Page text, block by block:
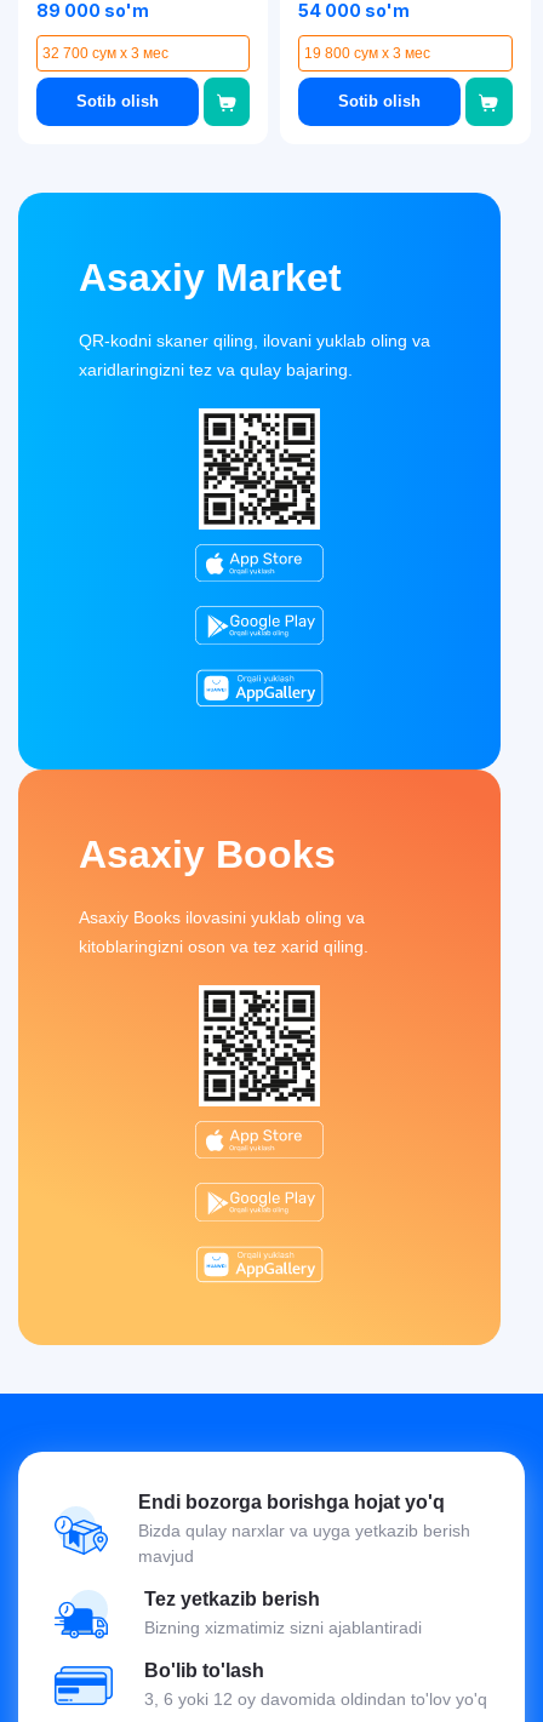
89 000 so'm
32 700 сум x 3 мес
Sotib olish
54 000 so'm
19 800 сум x 3 мес
Sotib olish
Asaxiy Market
QR-kodni skaner qiling, ilovani yuklab oling va
xaridlaringizni tez va qulay bajaring.
Asaxiy Books
Asaxiy Books ilovasini yuklab oling va
kitoblaringizni oson va tez xarid qiling.
Endi bozorga borishga hojat yo'q
Bizda qulay narxlar va uyga yetkazib berish
mavjud
Tez yetkazib berish
Bizning xizmatimiz sizni ajablantiradi
Bo'lib to'lash
3, 6 yoki 12 oy davomida oldindan to'lov yo'q